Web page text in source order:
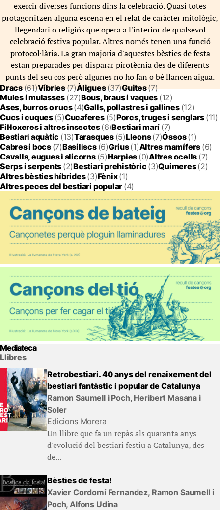
exercir diverses funcions dins la celebració. Quasi totes
protagonitzen alguna escena en el relat de caràcter mitològic,
llegendari o religiós que opera a l'interior de qualsevol
celebració festiva popular. Altres només tenen una funció
protocol·lària. La gran majoria d'aquestes bèsties de festa
estan preparades per disparar pirotècnia des de diferents
punts del seu cos però algunes no ho fan o bé llancen aigua.
Dracs(61)Víbries(7)Àligues(37)Guites(7)
Mules i mulasses (27)Bous, braus i vaques (12)
Ases, burros o rucs(4)Galls, pollastres i gallines (12)
Cucs i cuques (5)Cucaferes (5)Porcs, truges i senglars (11)
Fil·loxeres i altres insectes(6)Bestiari marí (7)
Bestiari aquàtic (13)Tarasques (5)Lleons(7)Óssos(1)
Cabres i bocs (7)Basiliscs (6)Grius(1)Altres mamífers (6)
Cavalls, eugues i alicorns (5)Harpies (0)Altres ocells (7)
Serps i serpents (2)Bestiari prehistòric (3)Quimeres(2)
Altres bèsties híbrides(3)Fènix(1)
Altres peces del bestiari popular (4)
Mediateca
Llibres
Retrobestiari. 40 anys del renaixement del
bestiari fantàstic i popular de Catalunya
Ramon Saumell i Poch, Heribert Masana i
Soler
Edicions Morera
Un llibre que fa un repàs als quaranta anys
d'evolució del bestiari festiu a Catalunya, des
de...
Bèsties de festa!
Xavier Cordomí Fernandez, Ramon Saumell i
Poch, Alfons Udina